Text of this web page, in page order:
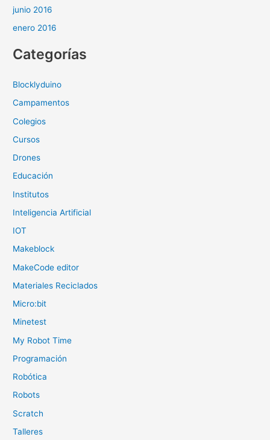
junio 2016
enero 2016
Categorías
Blocklyduino
Campamentos
Colegios
Cursos
Drones
Educación
Institutos
Inteligencia Artificial
IOT
Makeblock
MakeCode editor
Materiales Reciclados
Micro:bit
Minetest
My Robot Time
Programación
Robótica
Robots
Scratch
Talleres